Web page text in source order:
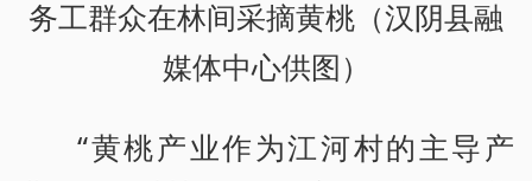
务工群众在林间采摘黄桃（汉阴县融
媒体中心供图）
“黄桃产业作为江河村的主导产